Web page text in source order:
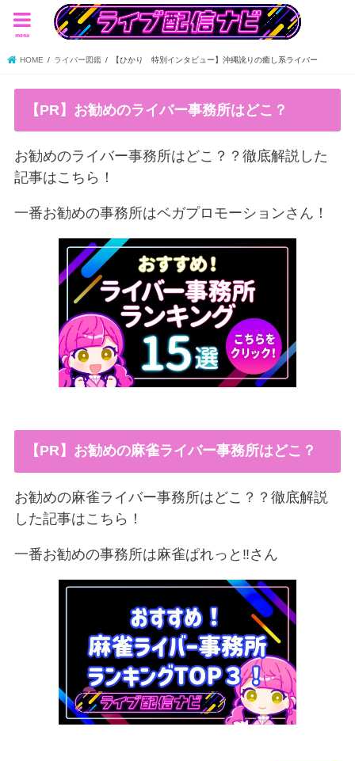
menu
HOME ライバー図鑑 【ひかり 特別インタビュー】沖縄訛りの癒し系ライバー
【PR】お勧めのライバー事務所はどこ？
お勧めのライバー事務所はどこ？？徹底解説した
記事はこちら！
一番お勧めの事務所はベガプロモーションさん！
【PR】お勧めの麻雀ライバー事務所はどこ？
お勧めの麻雀ライバー事務所はどこ？？徹底解説
した記事はこちら！
一番お勧めの事務所は麻雀ぱれっと‼︎さん